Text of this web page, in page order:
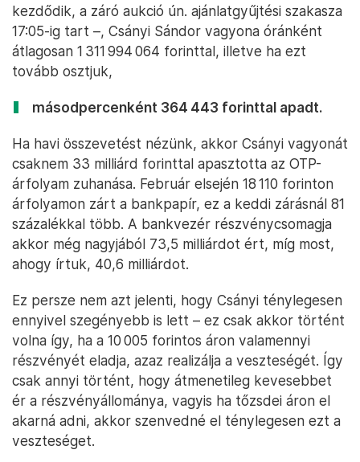
kezdődik, a záró aukció ún. ajánlatgyűjtési szakasza
17:05-ig tart –, Csányi Sándor vagyona óránként
átlagosan 1 311 994 064 forinttal, illetve ha ezt
tovább osztjuk,
másodpercenként 364 443 forinttal apadt.
Ha havi összevetést nézünk, akkor Csányi vagyonát
csaknem 33 milliárd forinttal apasztotta az OTP-
árfolyam zuhanása. Február elsején 18 110 forinton
árfolyamon zárt a bankpapír, ez a keddi zárásnál 81
százalékkal több. A bankvezér részvénycsomagja
akkor még nagyjából 73,5 milliárdot ért, míg most,
ahogy írtuk, 40,6 milliárdot.
Ez persze nem azt jelenti, hogy Csányi ténylegesen
ennyivel szegényebb is lett – ez csak akkor történt
volna így, ha a 10 005 forintos áron valamennyi
részvényét eladja, azaz realizálja a veszteségét. Így
csak annyi történt, hogy átmenetileg kevesebbet
ér a részvényállománya, vagyis ha tőzsdei áron el
akarná adni, akkor szenvedné el ténylegesen ezt a
veszteséget.